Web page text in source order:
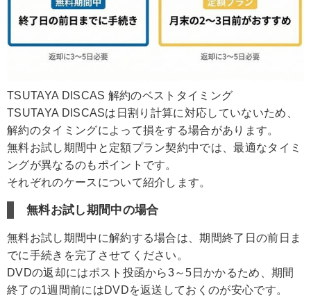
TSUTAYA DISCAS 解約のベストタイミング
TSUTAYA DISCASは日割り計算に対応していないため、
解約のタイミングによって損をする場合があります。
無料お試し期間中と定額プラン契約中では、最適なタイミ
ングが異なるのもポイントです。
それぞれのケースについて紹介します。
無料お試し期間中の場合
無料お試し期間中に解約する場合は、期間終了日の前日ま
でに手続きを完了させてください。
DVDの返却にはポスト投函から3～5日かかるため、期間
終了の1週間前にはDVDを返送しておくのが安心です。